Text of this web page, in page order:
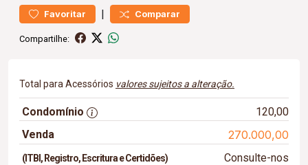
Favoritar | Comparar
Compartilhe:
Total para Acessórios valores sujeitos a alteração.
Condomínio
120,00
Venda
270.000,00
(ITBI, Registro, Escritura e Certidões) Consulte-nos